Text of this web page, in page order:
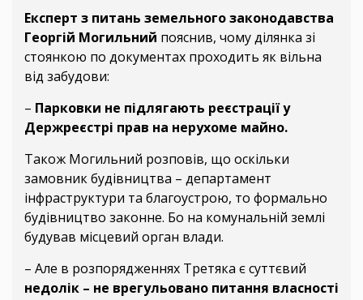
Експерт з питань земельного законодавства
Георгій Могильний пояснив, чому ділянка зі
стоянкою по документах проходить як вільна
від забудови:
– Парковки не підлягають реєстрації у
Держреєстрі прав на нерухоме майно.
Також Могильний розповів, що оскільки
замовник будівництва – департамент
інфраструктури та благоустрою, то формально
будівництво законне. Бо на комунальній землі
будував місцевий орган влади.
– Але в розпорядженнях Третяка є суттєвий
недолік – не врегульовано питання власності